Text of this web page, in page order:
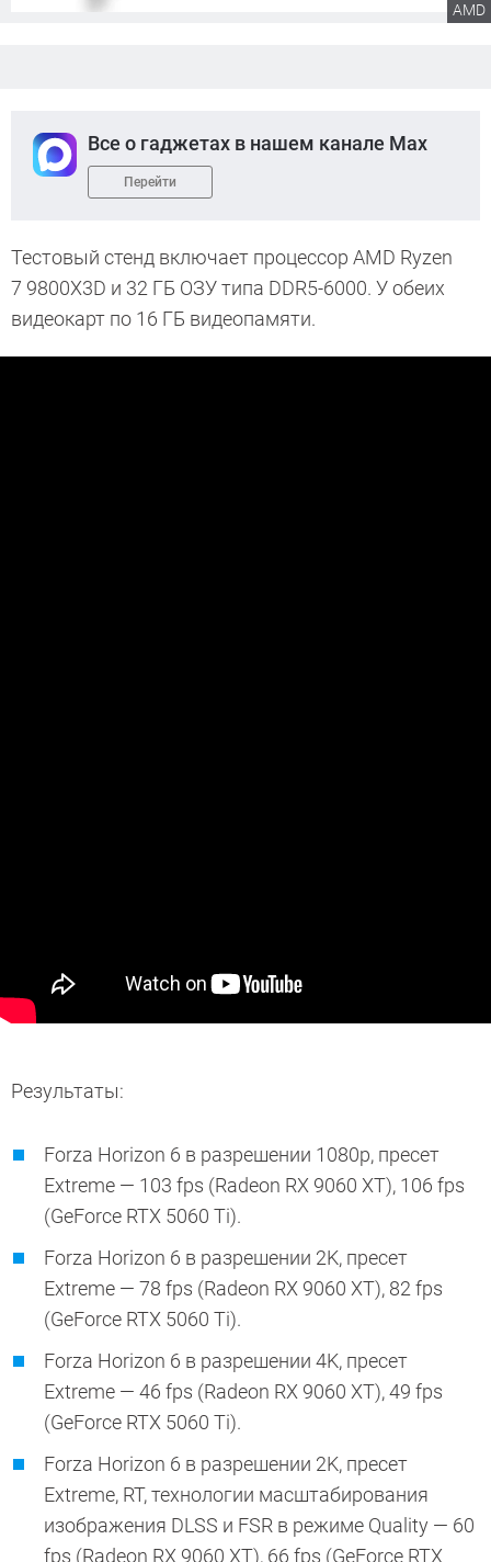
AMD
Все о гаджетах в нашем канале Max
Перейти
Тестовый стенд включает процессор AMD Ryzen
7 9800X3D и 32 ГБ ОЗУ типа DDR5-6000. У обеих
видеокарт по 16 ГБ видеопамяти.
Результаты:
Forza Horizon 6 в разрешении 1080p, пресет
Extreme — 103 fps (Radeon RX 9060 XT), 106 fps
(GeForce RTX 5060 Ti).
Forza Horizon 6 в разрешении 2K, пресет
Extreme — 78 fps (Radeon RX 9060 XT), 82 fps
(GeForce RTX 5060 Ti).
Forza Horizon 6 в разрешении 4K, пресет
Extreme — 46 fps (Radeon RX 9060 XT), 49 fps
(GeForce RTX 5060 Ti).
Forza Horizon 6 в разрешении 2K, пресет
Extreme, RT, технологии масштабирования
изображения DLSS и FSR в режиме Quality — 60
fps (Radeon RX 9060 XT), 66 fps (GeForce RTX